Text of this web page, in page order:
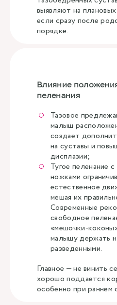
выявляют на
если сразу после
порядке.
Влияние
пеленания
Тазовое
малыш
создает
на суставы и
дисплазии;
Тугое пеленание
ножками
естественное
мешая их
Современные
свободное
«мешочки-
малышу держать
разведенными.
Главное — не винить
хорошо поддается
особенно при раннем